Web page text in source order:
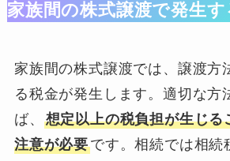
家族間の株式譲渡で発生す
家族間の株式譲渡では、譲渡方
る税金が発生します。適切な方
ば、 想定以上の税負担が生じる
注意が必要です。相続では相続